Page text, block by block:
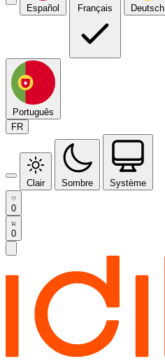
Español Français Deutsch
Português
FR
Clair Sombre Système
0
0